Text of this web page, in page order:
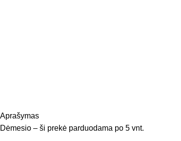
Aprašymas
Dėmesio – ši prekė parduodama po 5 vnt.